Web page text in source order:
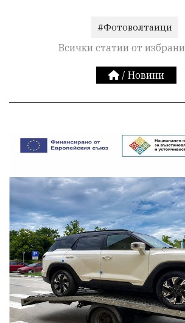
#Фотоволтаици
Всички статии от
/ Новини